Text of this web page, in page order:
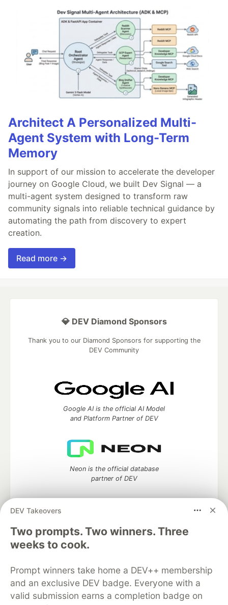
Architect A Personalized Multi-
Agent System with Long-Term
Memory
In support of our mission to accelerate the developer
journey on Google Cloud, we built Dev Signal — a
multi-agent system designed to transform raw
community signals into reliable technical guidance by
automating the path from discovery to expert
creation.
Read more →
DEV Takeovers
Two prompts. Two winners. Three
weeks to cook.
Prompt winners take home a DEV++ membership
and an exclusive DEV badge. Everyone with a
valid submission earns a completion badge on
💎 DEV Diamond Sponsors
Thank you to our Diamond Sponsors for supporting the
DEV Community
Google AI is the official AI Model
and Platform Partner of DEV
Neon is the official database
partner of DEV
Algolia is the official search partner
of DEV
DEV Community— A space to discuss and keep up software
development and manage your software career